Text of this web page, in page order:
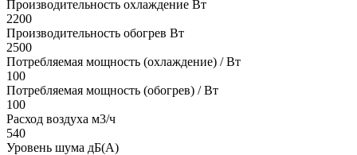
Производительность охлаждение Вт
2200
Производительность обогрев Вт
2500
Потребляемая мощность (охлаждение) / Вт
100
Потребляемая мощность (обогрев) / Вт
100
Расход воздуха м3/ч
540
Уровень шума дБ(А)